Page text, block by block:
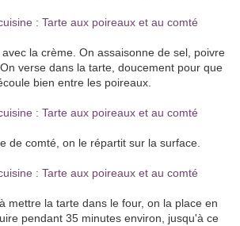
la crème. On assaisonne de sel, poivre
verse dans la tarte, doucement pour que
bien entre les poireaux.
de comté, on le répartit sur la surface.
mettre la tarte dans le four, on la place en
pendant 35 minutes environ, jusqu'à ce